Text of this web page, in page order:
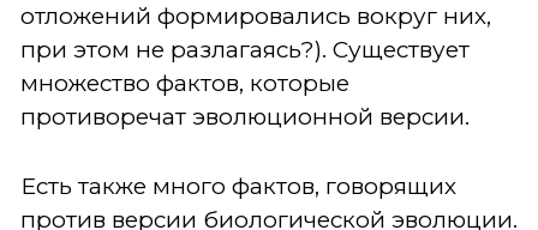
отложений формировались вокруг них,
при этом не разлагаясь?). Существует
множество фактов, которые
противоречат эволюционной версии.
Есть также много фактов, говорящих
против версии биологической эволюции.